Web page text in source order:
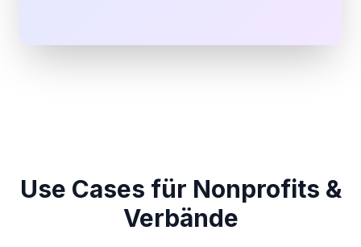
Use Cases für Nonprofits &
Verbände